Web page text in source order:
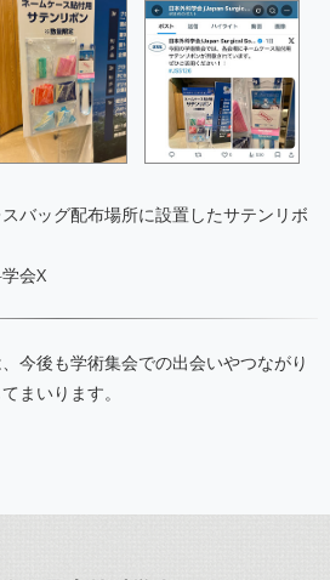
バッグ配布場所に設置したサテンリボ
会X
今後も学術集会での出会いやつながり
まいります。